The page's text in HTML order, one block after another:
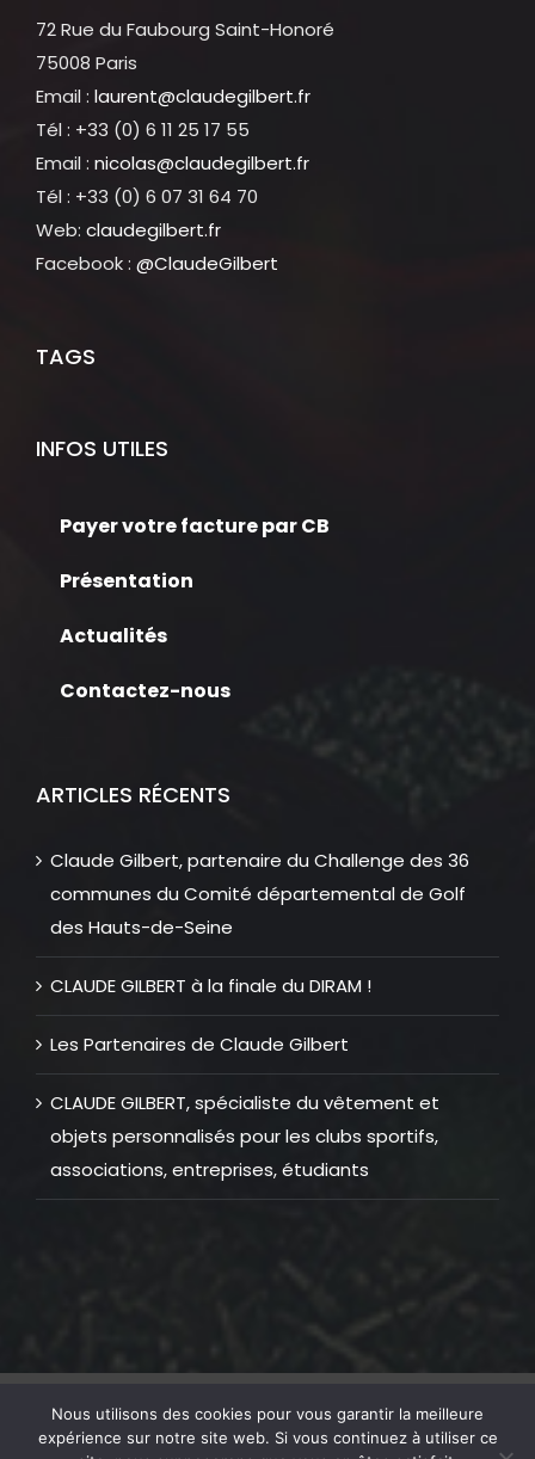
72 Rue du Faubourg Saint-Honoré
75008 Paris
Email : laurent@claudegilbert.fr
Tél : +33 (0) 6 11 25 17 55
Email : nicolas@claudegilbert.fr
Tél : +33 (0) 6 07 31 64 70
Web: claudegilbert.fr
Facebook : @ClaudeGilbert
TAGS
INFOS UTILES
Payer votre facture par CB
Présentation
Actualités
Contactez-nous
ARTICLES RÉCENTS
Claude Gilbert, partenaire du Challenge des 36
communes du Comité départemental de Golf
des Hauts-de-Seine
CLAUDE GILBERT à la finale du DIRAM !
Les Partenaires de Claude Gilbert
CLAUDE GILBERT, spécialiste du vêtement et
objets personnalisés pour les clubs sportifs,
associations, entreprises, étudiants
© Copyright 2012 -2026 |Mentions Légales| Tous Droits
Réservés | Réalisation web GOLFTECHNIC
Nous utilisons des cookies pour vous garantir la meilleure
expérience sur notre site web. Si vous continuez à utiliser ce